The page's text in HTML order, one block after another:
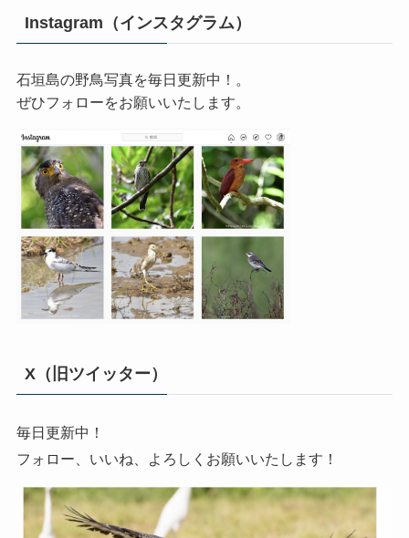
Instagram（インスタグラム）
石垣島の野鳥写真を毎日更新中！。
ぜひフォローをお願いいたします。
X（旧ツイッター）
毎日更新中！
フォロー、いいね、よろしくお願いいたします！